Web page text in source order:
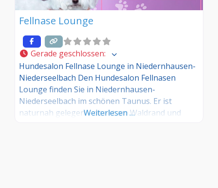
Fellnase Lounge
Gerade geschlossen:
Hundesalon Fellnase Lounge in Niedernhausen-
Niederseelbach Den Hundesalon Fellnasen
Lounge finden Sie in Niedernhausen-
Niederseelbach im schönen Taunus. Er ist
naturnah gelegen – direkt am Waldrand und
Weiterlesen …